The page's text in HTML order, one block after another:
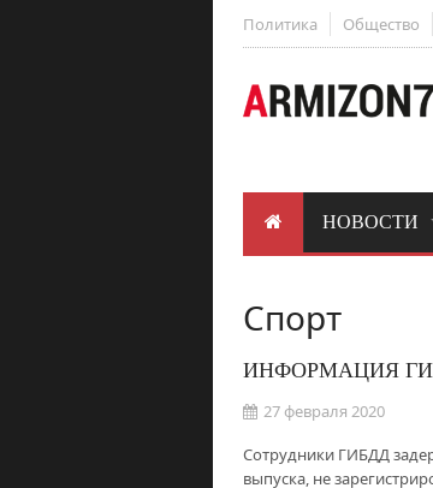
Политика Общество
НОВОСТИ
Спорт
ИНФОРМАЦИЯ
27 февраля 2020
Сотрудники ГИБДД
выпуска, не